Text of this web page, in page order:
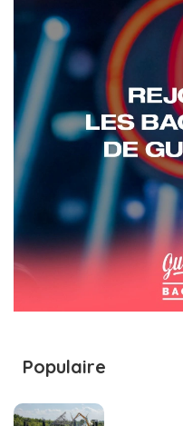
Populaire